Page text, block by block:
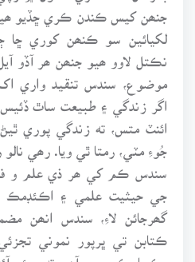
جنھن کيس ڪندن ڪري ڇڏيو
لکيائين سو ڪنھن کوري ڇا
نڪتل لاوو ھيو جنھن ھر آڏو
موضوع، سندس تنقيد واري
اگر زندگي ۽ طبيعت ساٿ ڏئيس
ائنٽ متس، ته زندگي پوري
جُوءِ مٽي، رمتا ٿي ويا. رھي
سندس ڪم کي ھر ذي علم و
جي حيثيت علمي ۽ اڪئڊمڪ
گھرجائن لاءِ، سندس انھن
ڪتابن تي ڀرپور نموني
يڪجاءِ ڪيو ويو آھي ته جيئن